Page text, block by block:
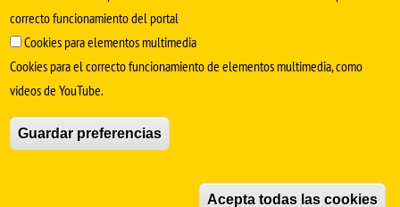
SÍGUENOS EN
correcto funcionamiento del portal
Cookies para elementos multimedia
Cookies para el correcto funcionamiento de elementos multimedia, como
vídeos de YouTube.
Guardar preferencias
Acepta todas las cookies